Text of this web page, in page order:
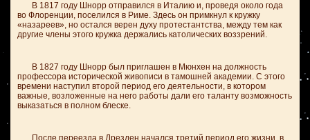
В 1817 году Шнорр отправился в Италию и, проведя около года
во Флоренции, поселился в Риме. Здесь он примкнул к кружку
«назареев», но остался верен духу протестантства, между тем как
другие члены этого кружка держались католических воззрений.
В 1827 году Шнорр был приглашен в Мюнхен на должность
профессора исторической живописи в тамошней академии. С этого
времени наступил второй период его деятельности, в котором
важные, возложенные на него работы дали его таланту возможность
выказаться в полном блеске.
После переезда в Дрезден начался третий период его жизни, в